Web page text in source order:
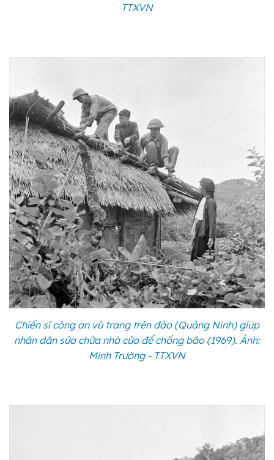
TTXVN
Chiến sĩ công an vũ trang trên đảo (Quảng Ninh) giúp
nhân dân sửa chữa nhà cửa để chống bão (1969). Ảnh:
Minh Trường - TTXVN